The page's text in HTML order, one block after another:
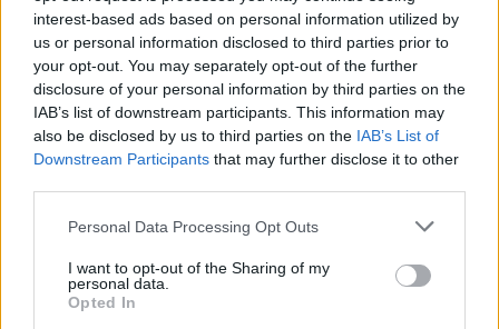
interest-based ads based on personal information utilized by
us or personal information disclosed to third parties prior to
your opt-out. You may separately opt-out of the further
disclosure of your personal information by third parties on the
IAB’s list of downstream participants. This information may
also be disclosed by us to third parties on the IAB’s List of
Downstream Participants that may further disclose it to other
Personal Data Processing Opt Outs
I want to opt-out of the Sharing of my
personal data.
Opted In